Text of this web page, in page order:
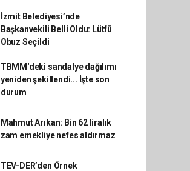
İzmit Belediyesi’nde
Başkanvekili Belli Oldu: Lütfü
Obuz Seçildi
TBMM'deki sandalye dağılımı
yeniden şekillendi... İşte son
durum
Mahmut Arıkan: Bin 62 liralık
zam emekliye nefes aldırmaz
TEV-DER’den Örnek